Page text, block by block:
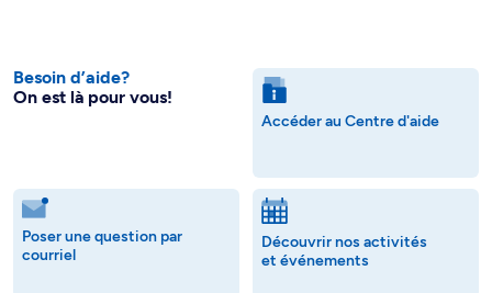
Besoin d’aide?
On est là pour vous!
Accéder au Centre d'aide
Poser une question par
courriel
Découvrir nos activités
et événements